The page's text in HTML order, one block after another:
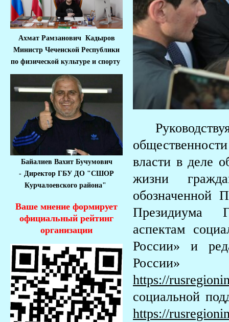
Ахмат Рамзанович Кадыров
Министр Чеченской Республики
по физической культуре и спорту
Байалиев Вахит Бучумович
- Директор ГБУ ДО "СШОР
Курчалоевского района"
Ваше мнение формирует
официальный рейтинг
организации
власти в деле
жизни
обозначенной
Президиума
аспектам
России» и
https://
социальной
https://